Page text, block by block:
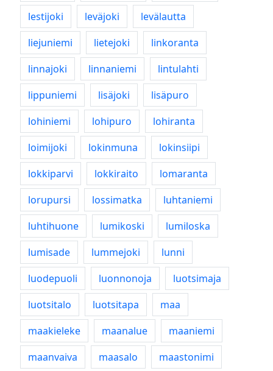
lestijoki leväjoki
levälautta
liejuniemi
lietejoki
linkoranta
linnajoki
linnaniemi
lintulahti
lippuniemi
lisäjoki
lisäpuro
lohiniemi
lohipuro
lohiranta
loimijoki
lokinmuna
lokinsiipi
lokkiparvi
lokkiraito
lomaranta
lorupursi
lossimatka
luhtaniemi
luhtihuone
lumikoski
lumiloska
lumisade
lummejoki
lunni
luodepuoli
luonnonoja
luotsimaja
luotsitalo
luotsitapa
maa
maakieleke
maanalue
maaniemi
maanvaiva
maasalo
maastonimi